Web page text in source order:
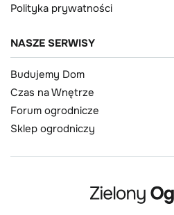
Polityka prywatności
NASZE SERWISY
Budujemy Dom
Czas na Wnętrze
Forum ogrodnicze
Sklep ogrodniczy